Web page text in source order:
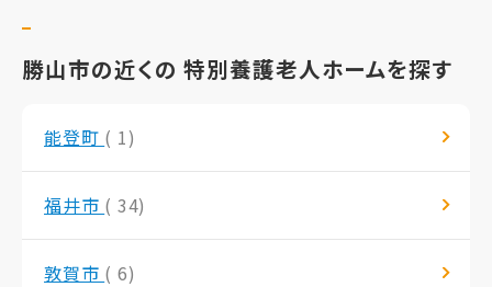
勝山市の近くの 特別養護老人ホームを探す
能登町 ( 1)
福井市 ( 34)
敦賀市 ( 6)